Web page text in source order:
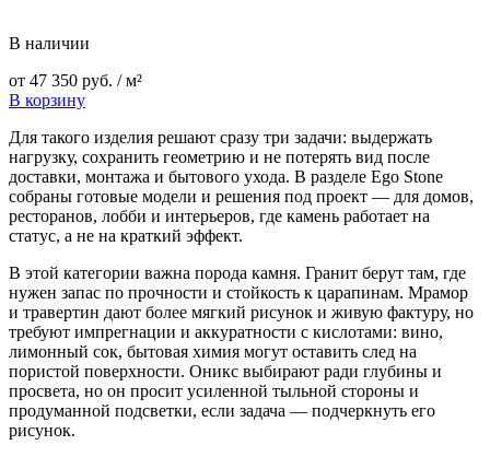
В наличии
от 47 350 руб. / м²
В корзину
Для такого изделия решают сразу три задачи: выдержать
нагрузку, сохранить геометрию и не потерять вид после
доставки, монтажа и бытового ухода. В разделе Ego Stone
собраны готовые модели и решения под проект — для домов,
ресторанов, лобби и интерьеров, где камень работает на
статус, а не на краткий эффект.
В этой категории важна порода камня. Гранит берут там, где
нужен запас по прочности и стойкость к царапинам. Мрамор
и травертин дают более мягкий рисунок и живую фактуру, но
требуют импрегнации и аккуратности с кислотами: вино,
лимонный сок, бытовая химия могут оставить след на
пористой поверхности. Оникс выбирают ради глубины и
просвета, но он просит усиленной тыльной стороны и
продуманной подсветки, если задача — подчеркнуть его
рисунок.